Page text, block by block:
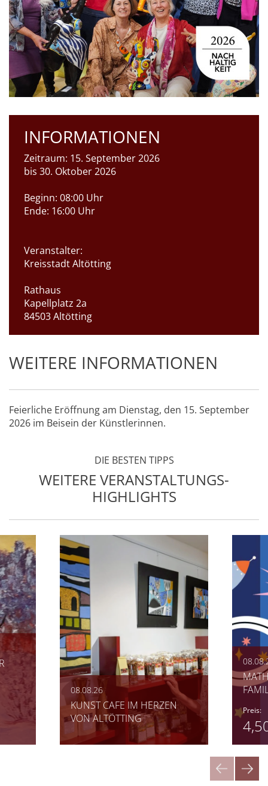
INFORMATIONEN
Zeitraum: 15. September 2026
bis 30. Oktober 2026
Beginn: 08:00 Uhr
Ende: 16:00 Uhr
Veranstalter:
Kreisstadt Altötting
Rathaus
Kapellplatz 2a
84503 Altötting
WEITERE INFORMATIONEN
Feierliche Eröffnung am Dienstag, den 15. September
2026 im Beisein der Künstlerinnen.
DIE BESTEN TIPPS
WEITERE VERANSTALTUNGS-
HIGHLIGHTS
08.08.26
KUNST CAFE IM HERZEN
VON ALTÖTTING
Preis: